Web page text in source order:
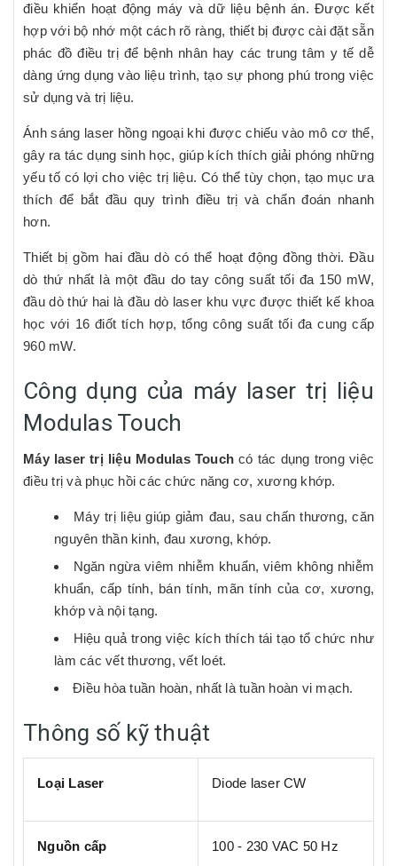
điều khiển hoạt động máy và dữ liệu bệnh án. Được kết
hợp với bộ nhớ một cách rõ ràng, thiết bị được cài đặt sẵn
phác đồ điều trị để bệnh nhân hay các trung tâm y tế dễ
dàng ứng dụng vào liệu trình, tạo sự phong phú trong việc
sử dụng và trị liệu.
Ánh sáng laser hồng ngoại khi được chiếu vào mô cơ thể,
gây ra tác dụng sinh học, giúp kích thích giải phóng những
yếu tố có lợi cho việc trị liệu. Có thể tùy chọn, tạo mục ưa
thích để bắt đầu quy trình điều trị và chẩn đoán nhanh
hơn.
Thiết bị gồm hai đầu dò có thể hoạt động đồng thời. Đầu
dò thứ nhất là một đầu do tay công suất tối đa 150 mW,
đầu dò thứ hai là đầu dò laser khu vực được thiết kế khoa
học với 16 điốt tích hợp, tổng công suất tối đa cung cấp
960 mW.
Công dụng của máy laser trị liệu
Modulas Touch
Máy laser trị liệu Modulas Touch có tác dụng trong việc
điều trị và phục hồi các chức năng cơ, xương khớp.
Máy trị liệu giúp giảm đau, sau chấn thương, căn
nguyên thần kinh, đau xương, khớp.
Ngăn ngừa viêm nhiễm khuẩn, viêm không nhiễm
khuẩn, cấp tính, bán tính, mãn tính của cơ, xương,
khớp và nội tạng.
Hiệu quả trong việc kích thích tái tạo tổ chức như
làm các vết thương, vết loét.
Điều hòa tuần hoàn, nhất là tuần hoàn vi mạch.
Thông số kỹ thuật
Loại Laser Diode laser CW
Nguồn cấp 100 - 230 VAC 50 Hz